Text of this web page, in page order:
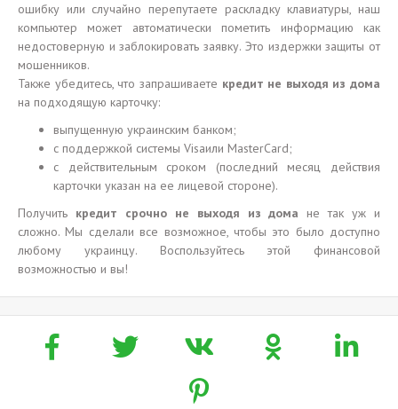
ошибку или случайно перепутаете раскладку клавиатуры, наш
компьютер может автоматически пометить информацию как
недостоверную и заблокировать заявку. Это издержки защиты от
мошенников.
Также убедитесь, что запрашиваете кредит не выходя из дома
на подходящую карточку:
выпущенную украинским банком;
с поддержкой системы Visaили MasterCard;
с действительным сроком (последний месяц действия
карточки указан на ее лицевой стороне).
Получить кредит срочно не выходя из дома не так уж и
сложно. Мы сделали все возможное, чтобы это было доступно
любому украинцу. Воспользуйтесь этой финансовой
возможностью и вы!